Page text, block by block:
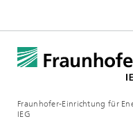
Fraunhofer-Einrichtung für
IEG